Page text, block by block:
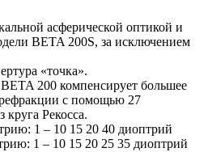
асферической оптикой и
BETA 200S, за исключением
«точка».
200 компенсирует большее
с помощью 27
круга Рекосса.
1 – 10 15 20 40 диоптрий
1 – 10 15 20 25 35 диоптрий